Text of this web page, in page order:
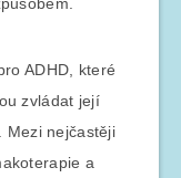
ADHD, které
zvládat její
Mezi nejčastěji
a